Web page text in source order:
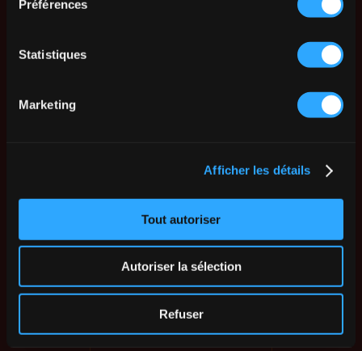
Préférences
Statistiques
Marketing
Afficher les détails
Tout autoriser
Autoriser la sélection
Refuser